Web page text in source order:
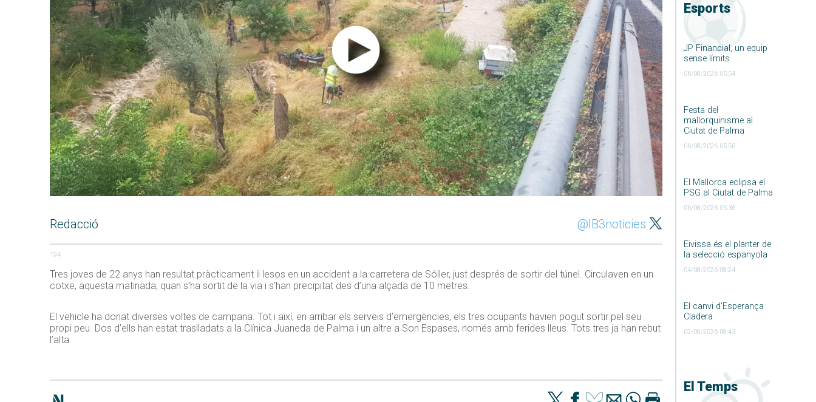
Esports
JP Financial, un equip
sense límits
06/08/2026 05:54
Festa del
mallorquinisme al
Ciutat de Palma
06/08/2026 05:50
El Mallorca eclipsa el
PSG al Ciutat de Palma
06/08/2026 05:36
Eivissa és el planter de
la selecció espanyola
04/08/2026 08:24
El canvi d’Esperança
Cladera
02/08/2026 08:43
El Temps
Redacció @IB3noticies
194
Tres joves de 22 anys han resultat pràcticament il·lesos en un accident a la carretera de Sóller, just després de sortir del túnel. Circulaven en un
cotxe, aquesta matinada, quan s’ha sortit de la via i s’han precipitat des d’una alçada de 10 metres.
El vehicle ha donat diverses voltes de campana. Tot i així, en arribar els serveis d’emergències, els tres ocupants havien pogut sortir pel seu
propi peu. Dos d’ells han estat traslladats a la Clínica Juaneda de Palma i un altre a Son Espases, només amb ferides lleus. Tots tres ja han rebut
l’alta.